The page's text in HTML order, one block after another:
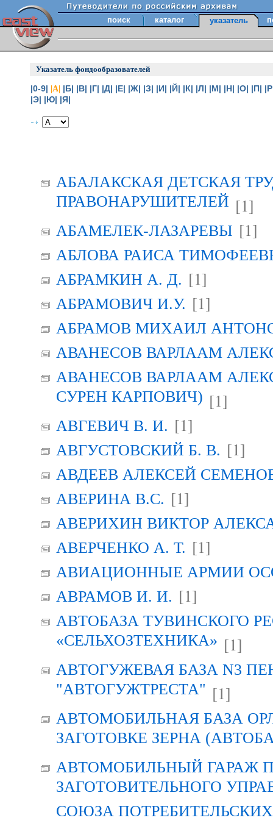
поиск каталог указатель
Указатель фондообразователей
|0-9| |А| |Б| |В| |Г| |Д| |Е| |Ж| |З| |И| |Й| |К| |Л| |М| |Н| |О| |П|
|Э| |Ю| |Я|
АБАЛАКСКАЯ ДЕТСКАЯ
ПРАВОНАРУШИТЕЛЕЙ [1]
АБАМЕЛЕК-ЛАЗАРЕВЫ [1]
АБЛОВА РАИСА
АБРАМКИН А. Д. [1]
АБРАМОВИЧ И.У. [1]
АБРАМОВ МИХАИЛ
АВАНЕСОВ ВАРЛААМ
АВАНЕСОВ ВАРЛААМ
СУРЕН КАРПОВИЧ) [1]
АВГЕВИЧ В. И. [1]
АВГУСТОВСКИЙ Б. В. [1]
АВДЕЕВ АЛЕКСЕЙ
АВЕРИНА B.C. [1]
АВЕРИХИН ВИКТОР
АВЕРЧЕНКО А. Т. [1]
АВИАЦИОННЫЕ АРМИИ
АВРАМОВ И. И. [1]
АВТОБАЗА ТУВИНСКОГО
«СЕЛЬХОЗТЕХНИКА» [1]
АВТОГУЖЕВАЯ БАЗА N3
"АВТОГУЖТРЕСТА" [1]
АВТОМОБИЛЬНАЯ БАЗА
ЗАГОТОВКЕ ЗЕРНА
АВТОМОБИЛЬНЫЙ ГАРАЖ
ЗАГОТОВИТЕЛЬНОГО
СОЮЗА